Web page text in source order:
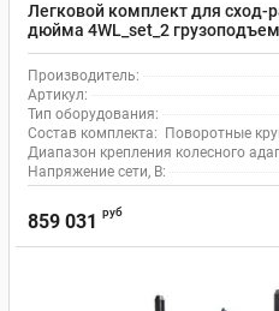
Легковой комплект для сход-
дюйма 4WL_set_2
Производитель:
Артикул:
Тип оборудования:
Состав комплекта:
Поворотные
Диапазон крепления колесного
Напряжение сети, В:
859 031 руб